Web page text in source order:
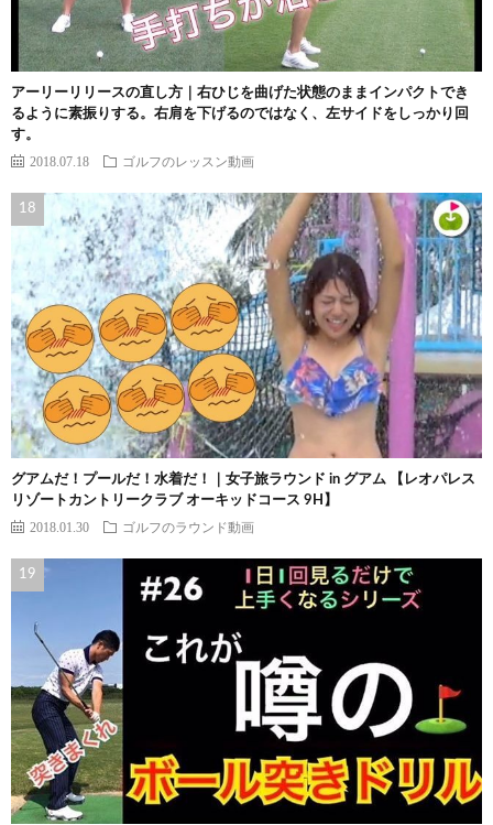
アーリーリリースの直し方｜右ひじを曲げた状態のままインパクトでき
るように素振りする。右肩を下げるのではなく、左サイドをしっかり回
す。
2018.07.18 ゴルフのレッスン動画
グアムだ！プールだ！水着だ！｜女子旅ラウンド in グアム 【レオパレス
リゾートカントリークラブ オーキッドコース 9H】
2018.01.30 ゴルフのラウンド動画